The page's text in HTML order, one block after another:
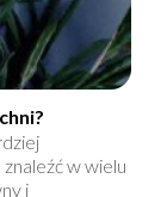
w wielu
i